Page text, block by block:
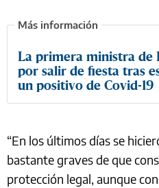
La primera ministra de
por salir de fiesta tras
un positivo de Covid-19
“En los últimos días se
bastante graves de que
protección legal, aunque